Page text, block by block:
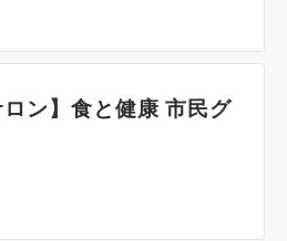
ロン】食と健康 市民グ